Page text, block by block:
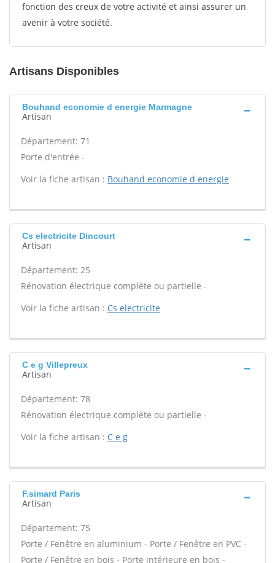
fonction des creux de votre activité et ainsi assurer un
avenir à votre société.
Artisans Disponibles
Bouhand economie d energie Marmagne
Artisan
Département: 71
Porte d'entrée -
Voir la fiche artisan : Bouhand economie d energie
Cs electricite Dincourt
Artisan
Département: 25
Rénovation électrique complète ou partielle -
Voir la fiche artisan : Cs electricite
C e g Villepreux
Artisan
Département: 78
Rénovation électrique complète ou partielle -
Voir la fiche artisan : C e g
F.simard Paris
Artisan
Département: 75
Porte / Fenêtre en aluminium - Porte / Fenêtre en PVC -
Porte / Fenêtre en bois - Porte intérieure en bois -